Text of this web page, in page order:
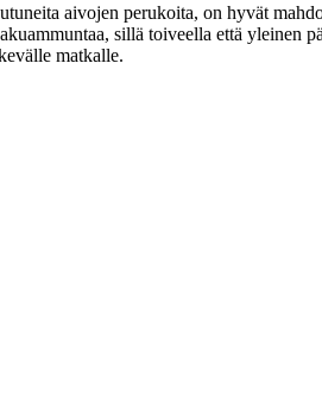
aivojen perukoita, on hyvät
sillä toiveella että yleinen
matkalle.